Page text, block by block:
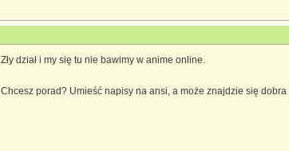
Zły dział i my się tu nie bawimy w anime online.
Chcesz porad? Umieść napisy na ansi, a może znajdzie się dobra